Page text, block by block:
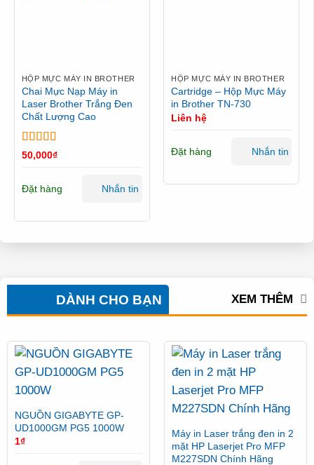
HỘP MỰC MÁY IN BROTHER
Chai Mực Nạp Máy in
Laser Brother Trắng Đen
Chất Lượng Cao
Được xếp
50,000₫
Đặt hàng Nhắn tin
HỘP MỰC MÁY IN BROTHER
Cartridge – Hộp Mực Máy
in Brother TN-730
Liên hệ
Đặt hàng Nhắn tin
DÀNH CHO BẠN XEM THÊM
NGUỒN GIGABYTE GP-
UD1000GM PG5 1000W
1₫
Máy in Laser trắng đen in 2
mặt HP Laserjet Pro MFP
M227SDN Chính Hãng